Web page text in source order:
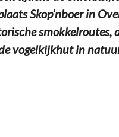
Skop’nboer in
smokkelroutes,
vogelkijkhut in